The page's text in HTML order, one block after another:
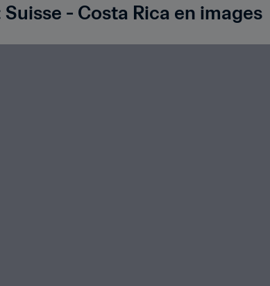
Suisse - Costa Rica en images